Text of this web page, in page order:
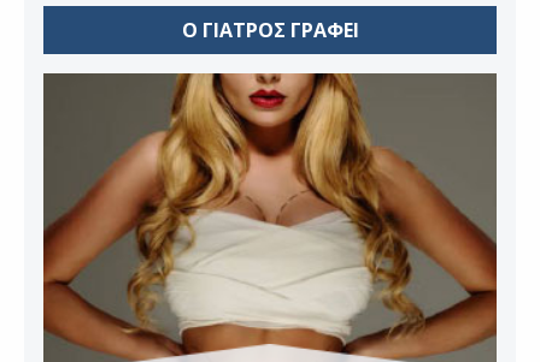
Ο ΓΙΑΤΡΟΣ ΓΡΑΦΕΙ